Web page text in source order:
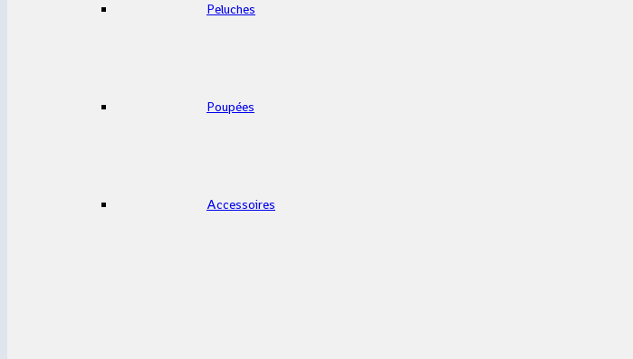
Peluches
Poupées
Accessoires